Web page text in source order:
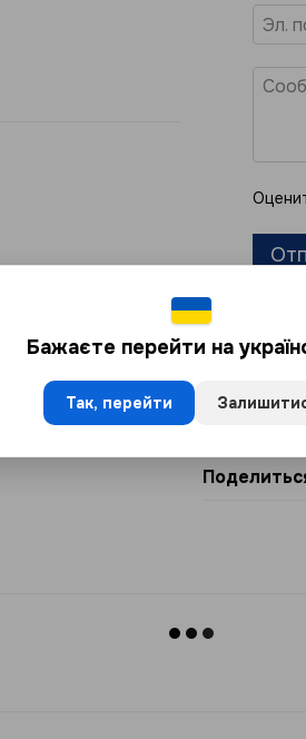
Файлы
1.1 МБ
Бажаєте перейти на
Так, перейти